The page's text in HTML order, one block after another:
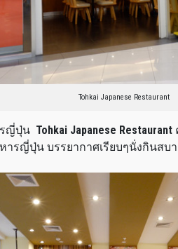
Tohkai Japanese Restaurant
รญี่ปุ่น Tohkai Japanese Restaurant
ารญี่ปุ่น บรรยากาศเรียบๆนั่งกินส